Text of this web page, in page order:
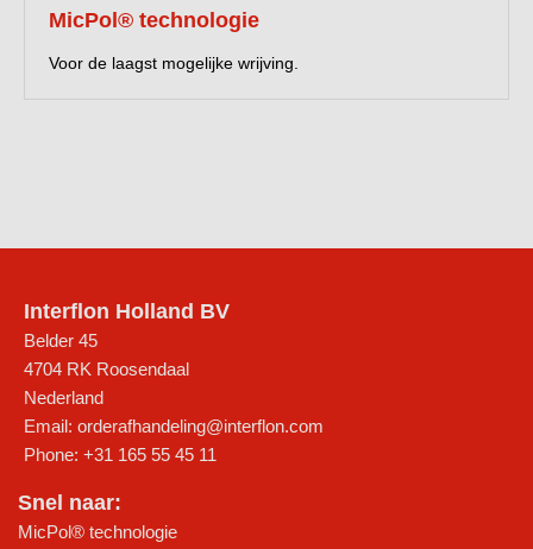
MicPol® technologie
Voor de laagst mogelijke wrijving.
Interflon Holland BV
Belder 45
4704 RK Roosendaal
Nederland
Email: orderafhandeling@interflon.com
Phone: +31 165 55 45 11
Snel naar:
MicPol® technologie